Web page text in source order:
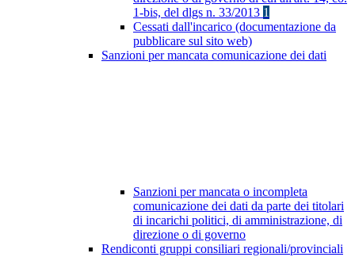
1-bis, del dlgs n. 33/2013 1
Cessati dall'incarico (documentazione da
pubblicare sul sito web)
Sanzioni per mancata comunicazione dei dati
Sanzioni per mancata o incompleta
comunicazione dei dati da parte dei titolari
di incarichi politici, di amministrazione, di
direzione o di governo
Rendiconti gruppi consiliari regionali/provinciali